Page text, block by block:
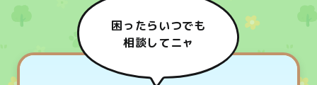
困ったらいつでも
相談してニャ